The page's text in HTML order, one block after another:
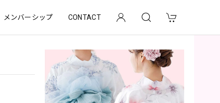
メンバーシップ CONTACT